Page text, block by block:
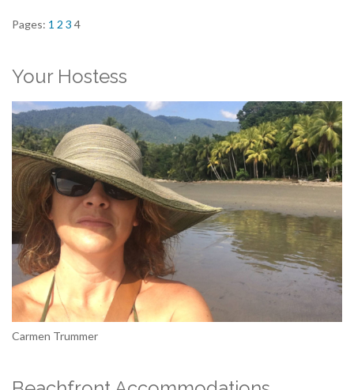
Pages: 1 2 3 4
Your Hostess
Carmen Trummer